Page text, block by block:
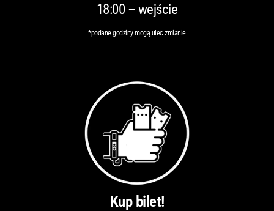
18:00 – wejście
*podane godziny mogą ulec zmianie
Kup bilet!